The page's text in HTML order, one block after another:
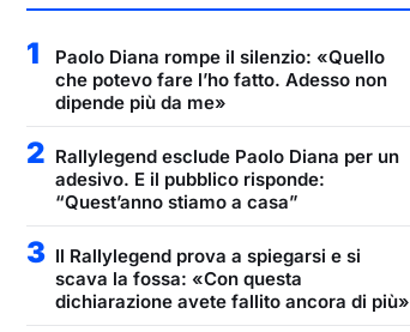
1
Paolo Diana rompe il silenzio: «Quello
che potevo fare l’ho fatto. Adesso non
dipende più da me»
2 Rallylegend esclude Paolo Diana per un
adesivo. E il pubblico risponde:
“Quest’anno stiamo a casa”
3 Il Rallylegend prova a spiegarsi e si
scava la fossa: «Con questa
dichiarazione avete fallito ancora di più»